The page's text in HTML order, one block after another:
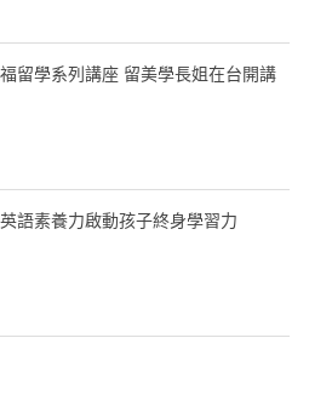
留學系列講座 留美學長姐在台開講
語素養力啟動孩子終身學習力